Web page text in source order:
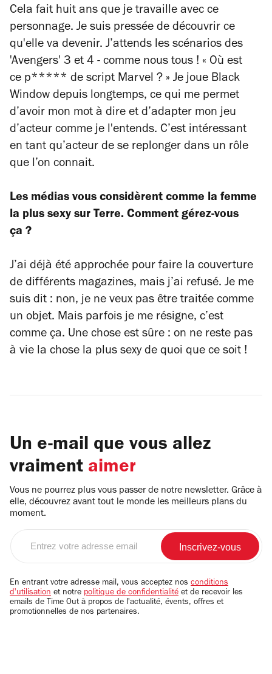
Cela fait huit ans que je travaille avec ce
personnage. Je suis pressée de découvrir ce
qu'elle va devenir. J’attends les scénarios des
'Avengers' 3 et 4 - comme nous tous ! « Où est
ce p***** de script Marvel ? » Je joue Black
Window depuis longtemps, ce qui me permet
d’avoir mon mot à dire et d’adapter mon jeu
d’acteur comme je l'entends. C’est intéressant
en tant qu’acteur de se replonger dans un rôle
que l’on connait.
Les médias vous considèrent comme la femme
la plus sexy sur Terre. Comment gérez-vous
ça ?
J’ai déjà été approchée pour faire la couverture
de différents magazines, mais j’ai refusé. Je me
suis dit : non, je ne veux pas être traitée comme
un objet. Mais parfois je me résigne, c’est
comme ça. Une chose est sûre : on ne reste pas
à vie la chose la plus sexy de quoi que ce soit !
Un e-mail que vous allez
vraiment aimer
Vous ne pourrez plus vous passer de notre newsletter. Grâce à
elle, découvrez avant tout le monde les meilleurs plans du
moment.
email
En entrant votre adresse mail, vous acceptez nos conditions
d'utilisation et notre politique de confidentialité et de recevoir les
emails de Time Out à propos de l'actualité, évents, offres et
promotionnelles de nos partenaires.